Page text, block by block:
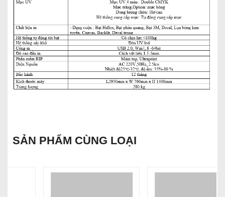
SẢN PHẨM CÙNG LOẠI